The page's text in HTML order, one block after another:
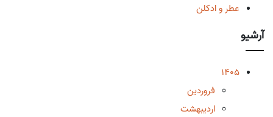
عطر و ادکلن
آرشیو
1405
فروردین
اردیبهشت